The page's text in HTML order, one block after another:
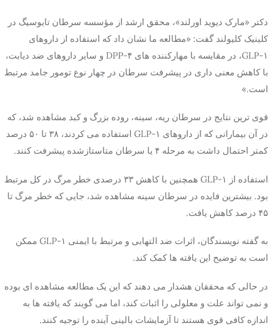
دکتر «مارک دیوید اورلند»، محقق ارشد از مؤسسه سرطان تایوسیگ در
کلینیک کلیولند گفت: «مطالعه ما نشان داد که استفاده از داروهای
GLP-۱، در مقایسه با مهارکننده های DPP-۴ و سایر داروهای ضد دیابت،
با کاهش معنی داری در پیشرفت سرطان در چهار نوع تومور جامد مرتبط
است.»
قوی ترین نتایج در سرطان ریه، سینه، روده بزرگ و کبد مشاهده شد، که
در آن بیمارانی که از داروهای GLP-۱ استفاده می کردند، ۳۸ تا ۵۰ درصد
کمتر احتمال داشت به مرحله ۴ یا سرطان متاستازشده پیشرفت کنند.
استفاده از GLP-۱ همچنین با کاهش ۳۳ درصدی خطر مرگ در کل مرتبط
بود. بیشترین فایده در سرطان سینه مشاهده شد، جایی که خطر مرگ تا
۴۵ درصد کاهش یافت.
به گفته نویسندگان، اثرات ضد التهابی و مرتبط با ایمنی GLP-۱ ممکن
است به توضیح این یافته ها کمک کند.
در حالی که محققان هشدار می دهند که این یک مطالعه مشاهده ای بوده
و نمی تواند علت و معلولی را اثبات کند، اما می گویند که یافته ها به
اندازه کافی قوی هستند تا آزمایشات بالینی آینده را توجیه کنند.